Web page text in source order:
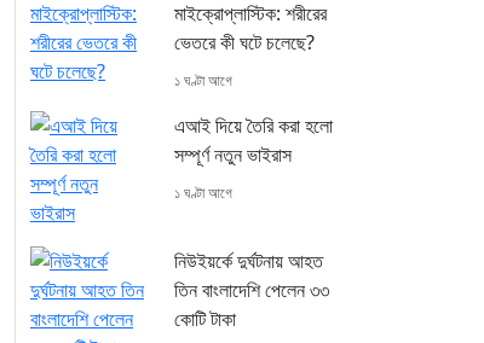
মাইক্রোপ্লাস্টিক: শরীরের
ভেতরে কী ঘটে চলেছে?
১ ঘণ্টা আগে
এআই দিয়ে তৈরি করা হলো
সম্পূর্ণ নতুন ভাইরাস
১ ঘণ্টা আগে
নিউইয়র্কে দুর্ঘটনায় আহত
তিন বাংলাদেশি পেলেন ৩৩
কোটি টাকা